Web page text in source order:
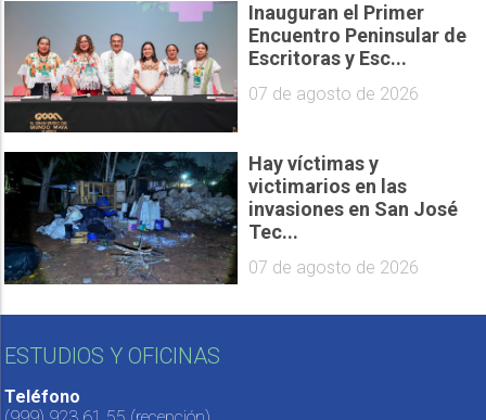
Inauguran el Primer
Encuentro Peninsular de
Escritoras y Esc...
07 de agosto de 2026
Hay víctimas y
victimarios en las
invasiones en San José
Tec...
07 de agosto de 2026
ESTUDIOS Y OFICINAS
Teléfono